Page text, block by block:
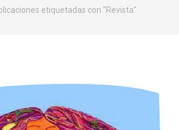
etiquetadas con "Revista"